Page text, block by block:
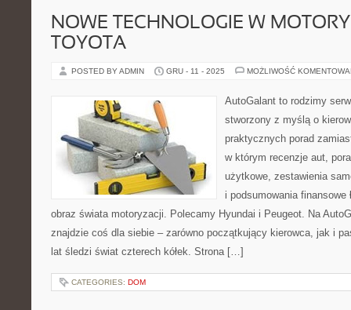
NOWE TECHNOLOGIE W
TOYOTA
POSTED BY ADMIN GRU - 11 - 2025 MOŻLIWOŚĆ
AutoGalant to rodzimy
stworzony z myślą o
praktycznych porad
w którym recenzje aut,
użytkowe, zestawienia
i podsumowania
obraz świata motoryzacji. Polecamy Hyundai i Peugeot. Na
znajdzie coś dla siebie – zarówno początkujący kierowca, jak i
lat śledzi świat czterech kółek. Strona […]
CATEGORIES: DOM